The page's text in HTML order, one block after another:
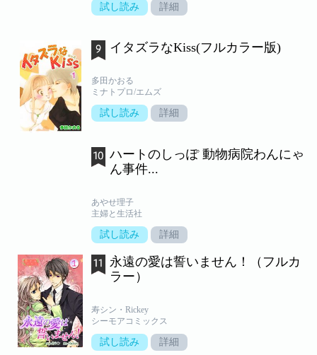
試し読み 詳細
イタズラなKiss(フルカラー版)
多田かおる
ミナトプロ/エムズ
試し読み 詳細
ハートのしっぽ 動物病院わんにゃ
ん事件...
あやせ理子
主婦と生活社
試し読み 詳細
永遠の愛は誓いません！（フルカ
ラー）
寿シン・Rickey
シーモアコミックス
試し読み 詳細